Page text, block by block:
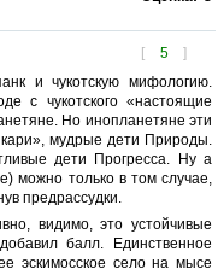
[ 5 ]
и чукотскую мифологию.
с чукотского «настоящие
Но инопланетяне эти
мудрые дети Природы.
дети Прогресса. Ну а
можно только в том случае,
предрассудки.
видимо, это устойчивые
балл. Единственное
эскимосское село на мысе